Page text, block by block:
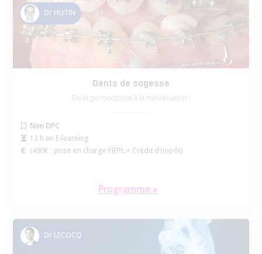
Dr HUTIN
Dents de sagesse
De la germectomie à la mésialisation !
Non DPC
12 h en E-learning
(490€ : prise en charge FIFPL + Crédit d'impôt)
Programme »
Dr LECOCQ